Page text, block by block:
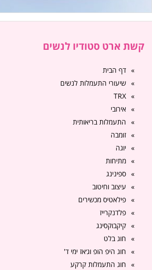
קשת ארט סטודיו לנשים
דף הבית
שיעורי התעמלות לנשים
TRX
אירובי
התעמלות בריאותית
זומבה
יוגה
מתיחות
ספינינג
עיצוב וחיטוב
פילאטיס מכשירים
פלדנקרייז
קיקבוקסינג
חוג בלט
חוג היפ הופ וג׳אז ימי ד'
חוג התעמלות קרקע